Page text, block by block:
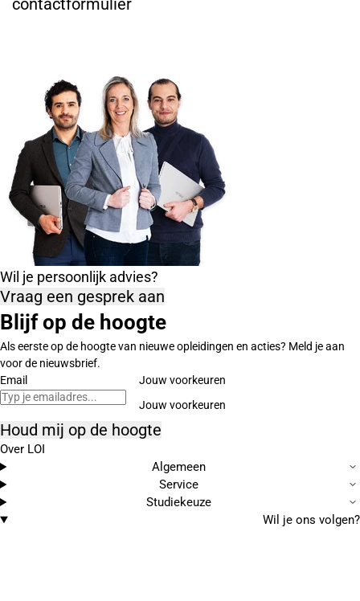
contactformulier
Wil je persoonlijk advies?
Vraag een gesprek aan
Blijf op de hoogte
Als eerste op de hoogte van nieuwe opleidingen en acties? Meld je aan
voor de nieuwsbrief.
Email
Jouw voorkeuren
Houd mij op de hoogte
Over LOI
Algemeen
Service
Studiekeuze
Wil je ons volgen?